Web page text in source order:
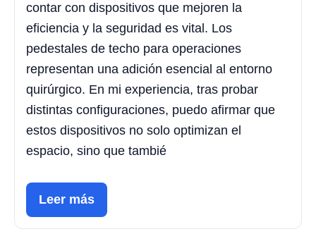
contar con dispositivos que mejoren la
eficiencia y la seguridad es vital. Los
pedestales de techo para operaciones
representan una adición esencial al entorno
quirúrgico. En mi experiencia, tras probar
distintas configuraciones, puedo afirmar que
estos dispositivos no solo optimizan el
espacio, sino que tambié
Leer más